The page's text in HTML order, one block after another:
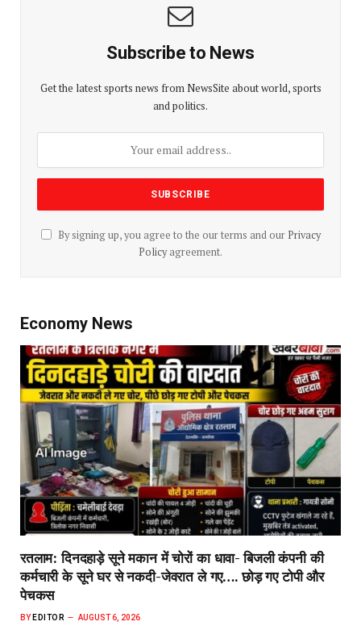
Subscribe to News
Get the latest sports news from NewsSite about world, sports
and politics.
By signing up, you agree to the our terms and our Privacy
Policyagreement.
Economy News
रतलाम: दिनदहाड़े सूने मकान में चोरों का धावा- बिजली कंपनी की
कर्मचारी के सूने घर से नकदी-जेवरात ले गए…. छोड़ गए टोपी और
पेचकस
BY EDITOR AUGUST 6, 2026